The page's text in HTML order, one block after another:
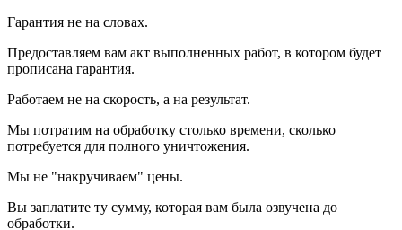
Гарантия не на словах.
Предоставляем вам акт выполненных работ, в котором будет
прописана гарантия.
Работаем не на скорость, а на результат.
Мы потратим на обработку столько времени, сколько
потребуется для полного уничтожения.
Мы не "накручиваем" цены.
Вы заплатите ту сумму, которая вам была озвучена до
обработки.